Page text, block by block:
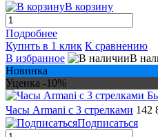
В корзину
Подробнее
Купить в 1 клик К сравнению
В избранное
В
Новинка
Уценка -10%
Часы Armani с 3 стрелками 142
Подписаться